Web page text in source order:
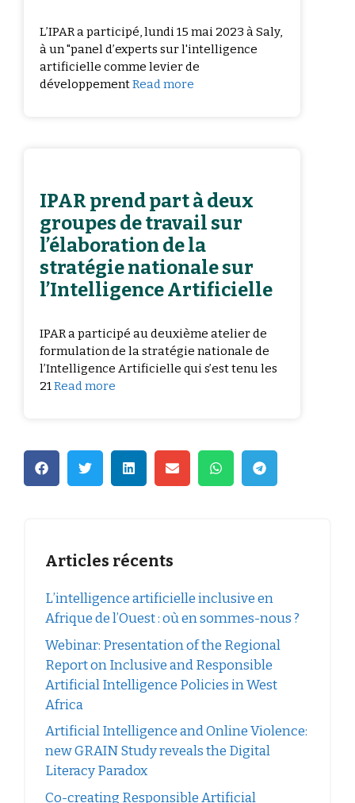
L’IPAR a participé, lundi 15 mai 2023 à Saly,
à un "panel d’experts sur l'intelligence
artificielle comme levier de
développementRead more
IPAR prend part à deux
groupes de travail sur
l’élaboration de la
stratégie nationale sur
l’Intelligence Artificielle
IPAR a participé au deuxième atelier de
formulation de la stratégie nationale de
l’Intelligence Artificielle qui s’est tenu les
21Read more
Articles récents
L’intelligence artificielle inclusive en
Afrique de l’Ouest : où en sommes-nous ?
Webinar: Presentation of the Regional
Report on Inclusive and Responsible
Artificial Intelligence Policies in West
Africa
Artificial Intelligence and Online Violence:
new GRAIN Study reveals the Digital
Literacy Paradox
Co-creating Responsible Artificial